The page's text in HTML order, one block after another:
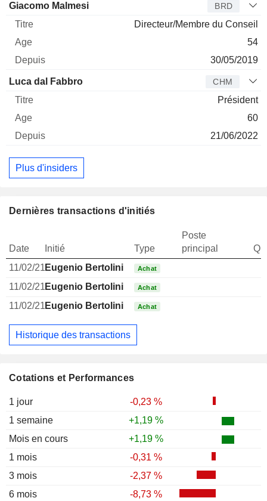
Cotations et Performances
1 jour
-0,23 %
1 semaine
+1,19 %
Mois en cours
+1,19 %
1 mois
-0,31 %
3 mois
-2,37 %
6 mois
-8,73 %
Giacomo Malmesi BRD
Directeur/Membre du Conseil
54
30/05/2019
Luca dal Fabbro CHM
Président
60
21/06/2022
Plus d'insiders
Dernières transactions d'initiés
Date Initié Type
Poste
principal
11/02/21Eugenio Bertolini Achat
11/02/21Eugenio Bertolini Achat
11/02/21Eugenio Bertolini Achat
Historique des transactions